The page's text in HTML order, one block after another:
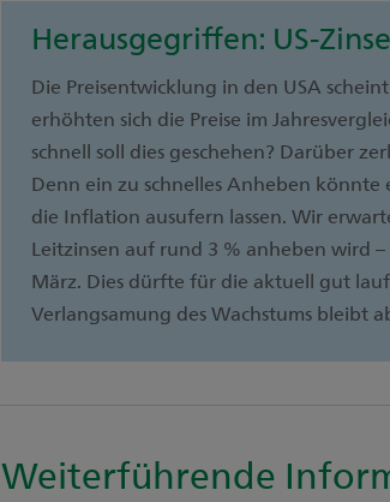
Herausgegriffen: US-
Die Preisentwicklung in den USA
erhöhten sich die Preise im
schnell soll dies geschehen? Darüber
Denn ein zu schnelles Anheben könnte
die Inflation ausufern lassen. Wir
Leitzinsen auf rund 3 % anheben wird
März. Dies dürfte für die aktuell gut
Verlangsamung des Wachstums bleibt
Weiterführende